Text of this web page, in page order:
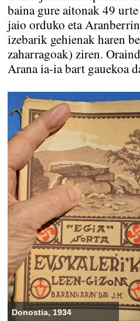
baina gure aitonak 49
jaio orduko eta
izebarik gehienak haren
zaharragoak) ziren.
Arana ia-ia bart gauekoa
Donostia, 1934